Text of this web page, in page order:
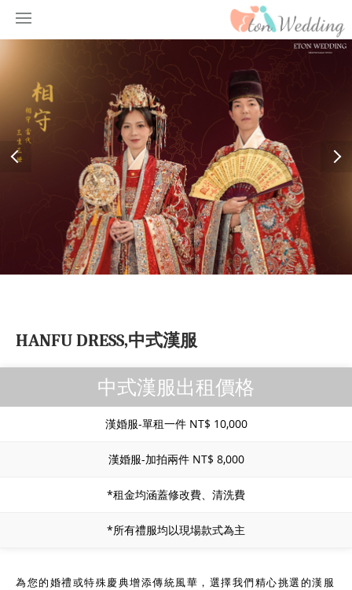
HANFU DRESS,中式漢服
中式漢服出租價格
漢婚服-單租一件 NT$ 10,000
漢婚服-加拍兩件 NT$ 8,000
*租金均涵蓋修改費、清洗費
*所有禮服均以現場款式為主
為您的婚禮或特殊慶典增添傳統風華，選擇我們精心挑選的漢服